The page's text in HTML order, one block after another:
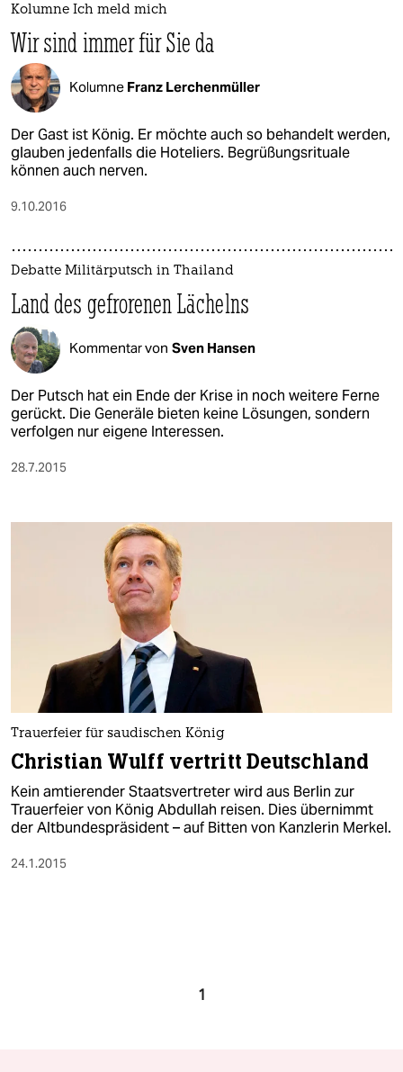
Kolumne Ich meld mich
Wir sind immer für Sie da
Kolumne Franz Lerchenmüller
Der Gast ist König. Er möchte auch so behandelt werden,
glauben jedenfalls die Hoteliers. Begrüßungsrituale
können auch nerven.
9.10.2016
Debatte Militärputsch in Thailand
Land des gefrorenen Lächelns
Kommentar von Sven Hansen
Der Putsch hat ein Ende der Krise in noch weitere Ferne
gerückt. Die Generäle bieten keine Lösungen, sondern
verfolgen nur eigene Interessen.
28.7.2015
Trauerfeier für saudischen König
Christian Wulff vertritt Deutschland
Kein amtierender Staatsvertreter wird aus Berlin zur
Trauerfeier von König Abdullah reisen. Dies übernimmt
der Altbundespräsident – auf Bitten von Kanzlerin Merkel.
24.1.2015
1